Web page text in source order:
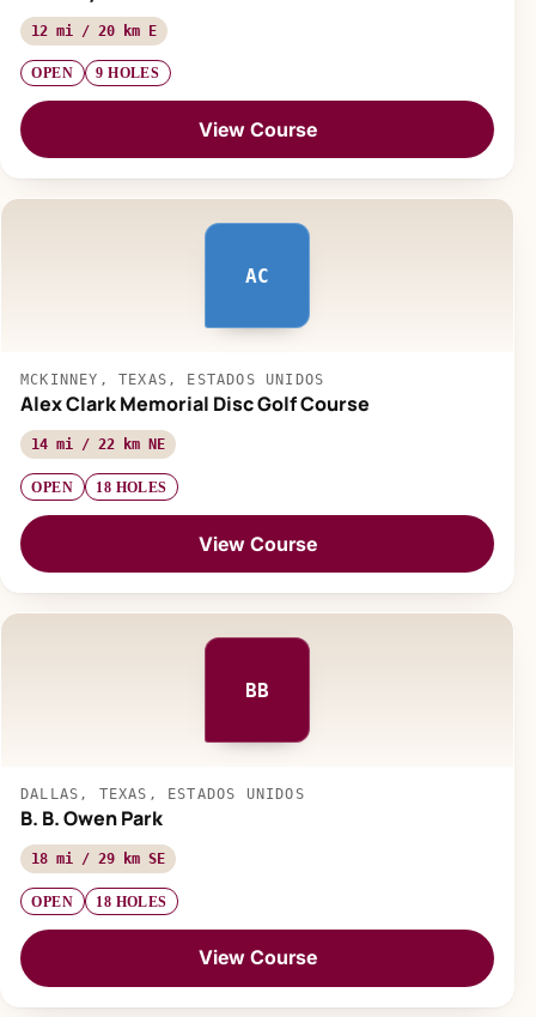
12 mi / 20 km E
OPEN 9 HOLES
View Course
AC
MCKINNEY, TEXAS, ESTADOS UNIDOS
Alex Clark Memorial Disc Golf Course
14 mi / 22 km NE
OPEN 18 HOLES
View Course
BB
DALLAS, TEXAS, ESTADOS UNIDOS
B. B. Owen Park
18 mi / 29 km SE
OPEN 18 HOLES
View Course